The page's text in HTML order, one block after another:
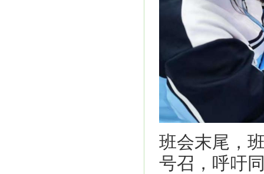
班会末尾，
号召，呼吁